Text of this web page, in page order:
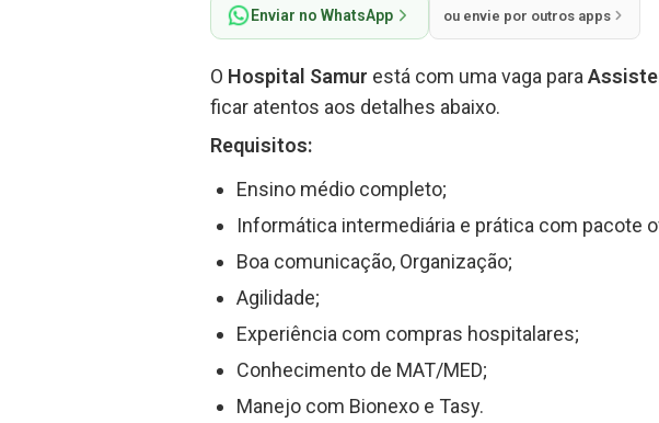
Enviar no WhatsApp ou envie por outros apps
O Hospital Samur está com uma vaga para
ficar atentos aos detalhes abaixo.
Requisitos:
Ensino médio completo;
Informática intermediária e prática com pacote
Boa comunicação, Organização;
Agilidade;
Experiência com compras hospitalares;
Conhecimento de MAT/MED;
Manejo com Bionexo e Tasy.